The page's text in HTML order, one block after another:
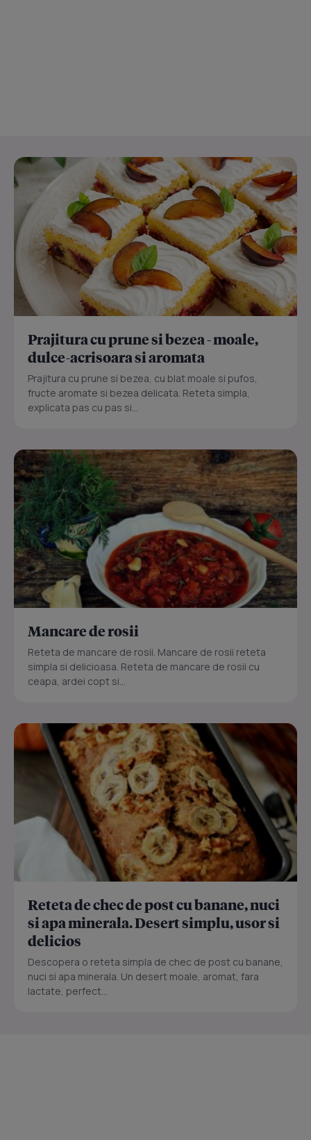
Prajitura cu prune si bezea - moale,
dulce-acrisoara si aromata
Prajitura cu prune si bezea, cu blat moale si pufos,
fructe aromate si bezea delicata. Reteta simpla,
explicata pas cu pas si...
Mancare de rosii
Reteta de mancare de rosii. Mancare de rosii reteta
simpla si delicioasa. Reteta de mancare de rosii cu
ceapa, ardei copt si...
Reteta de chec de post cu banane, nuci
si apa minerala. Desert simplu, usor si
delicios
Descopera o reteta simpla de chec de post cu banane,
nuci si apa minerala. Un desert moale, aromat, fara
lactate, perfect...